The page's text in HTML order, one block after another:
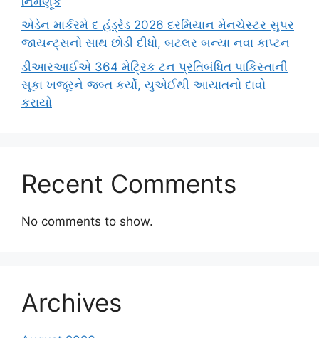
એડેન માર્કરમે દ હંડ્રેડ 2026 દરમિયાન મેનચેસ્ટર સુપર
જાયન્ટ્સનો સાથ છોડી દીધો, બટલર બન્યા નવા કાપ્ટન
ડીઆરઆઈએ 364 મેટ્રિક ટન પ્રતિબંધિત પાકિસ્તાની
સૂકા ખજૂરને જબ્ત કર્યો, યુએઈથી આયાતનો દાવો
કરાયો
Recent Comments
No comments to show.
Archives